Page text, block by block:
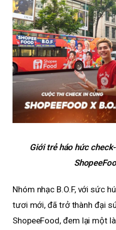
Giới trẻ háo hức
Nhóm nhạc B.O.F, với sức
tươi mới, đã trở thành đại
ShopeeFood, đem lại một